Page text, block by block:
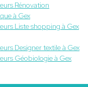
Rénovation
à Gex
Liste shopping à Gex
Designer textile à Gex
Géobiologie à Gex